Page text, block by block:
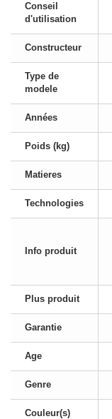
Conseil
d'utilisation
Constructeur
Type de
modele
Années
Poids (kg)
Matieres
Technologies
Info produit
Plus produit
Garantie
Age
Genre
Couleur(s)